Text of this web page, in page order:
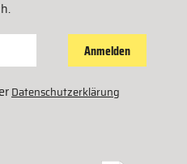
Anmelden
Datenschutzerklärung